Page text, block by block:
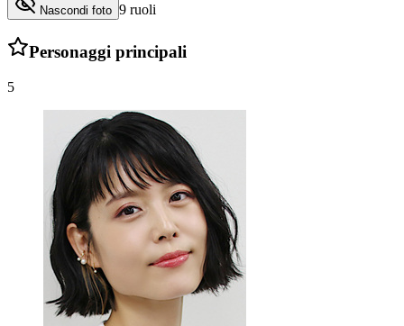
Nascondi foto 9 ruoli
Personaggi principali
5